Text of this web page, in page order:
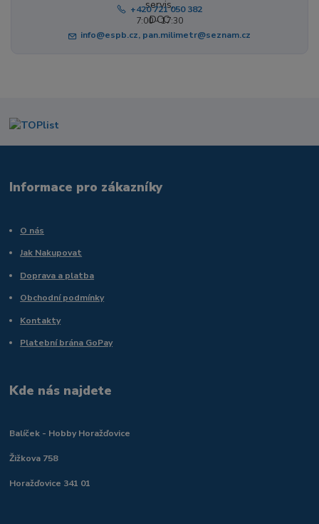
+420 721 050 382
7:00 - 17:30
info@espb.cz, pan.milimetr@seznam.cz
Informace pro zákazníky
O nás
Jak Nakupovat
Doprava a platba
Obchodní podmínky
Kontakty
Platební brána GoPay
Kde nás najdete
Balíček - Hobby Horažďovice
Žižkova 758
Horažďovice 341 01